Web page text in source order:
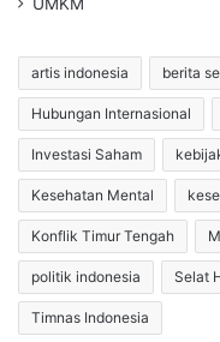
artis indonesia berita
Hubungan Internasional
Investasi Saham
Kesehatan Mental
Konflik Timur Tengah
politik indonesia Selat
Timnas Indonesia